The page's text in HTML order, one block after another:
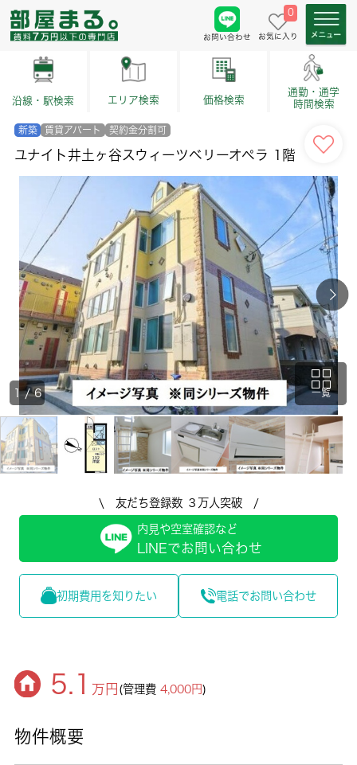
お問い合わせ
0
お気に入り
沿線・駅検索 エリア検索 価格検索
通勤・通学
時間検索
新築 賃貸アパート 契約金分割可
ユナイト井土ヶ谷スウィーツベリーオペラ 1階
一覧
1/6
\ 友だち登録数 ３万人突破 /
内見や空室確認など
LINEでお問い合わせ
初期費用を知りたい 電話でお問い合わせ
5.1 万円 (管理費4,000円)
物件概要